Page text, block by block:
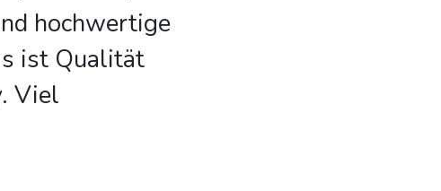
hochwertige
ist Qualität
Viel